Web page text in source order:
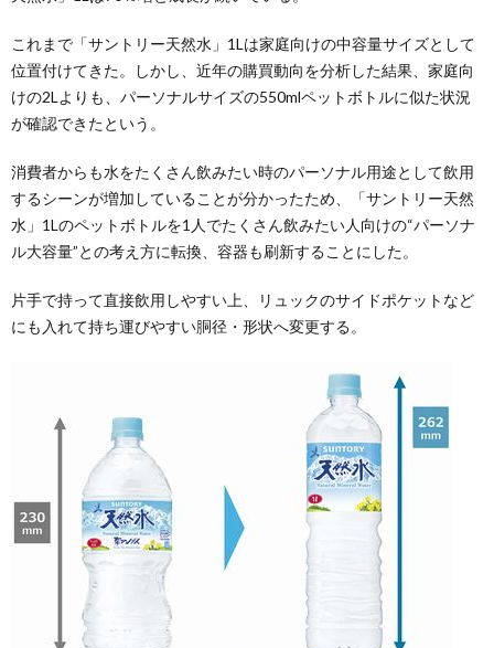
これまで「サントリー天然水」1Lは家庭向けの中容量サイズとして
位置付けてきた。しかし、近年の購買動向を分析した結果、家庭向
けの2Lよりも、パーソナルサイズの550mlペットボトルに似た状況
が確認できたという。
消費者からも水をたくさん飲みたい時のパーソナル用途として飲用
するシーンが増加していることが分かったため、「サントリー天然
水」1Lのペットボトルを1人でたくさん飲みたい人向けの“パーソナ
ル大容量”との考え方に転換、容器も刷新することにした。
片手で持って直接飲用しやすい上、リュックのサイドポケットなど
にも入れて持ち運びやすい胴径・形状へ変更する。